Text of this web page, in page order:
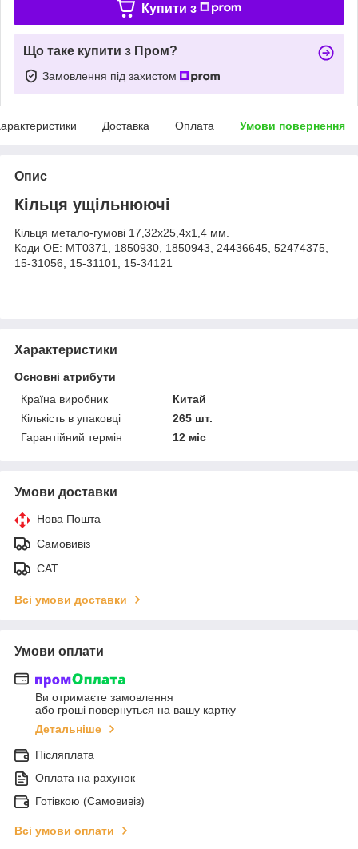
Купити з
Що таке купити з Пром?
Замовлення під захистом
Доставка Оплата Умови повернення
Опис
Кільця ущільнюючі
Кільця метало-гумові 17,32x25,4x1,4 мм.
Коди ОЕ: MT0371, 1850930, 1850943, 24436645, 52474375,
15-31056, 15-31101, 15-34121
Характеристики
Основні атрибути
Країна виробник
Китай
Кількість в упаковці
265 шт.
Гарантійний термін
12 міс
Умови доставки
Нова Пошта
Самовивіз
САТ
Всі умови доставки
Умови оплати
Ви отримаєте замовлення
або гроші повернуться на вашу картку
Детальніше
Післяплата
Оплата на рахунок
Готівкою (Самовивіз)
Всі умови оплати